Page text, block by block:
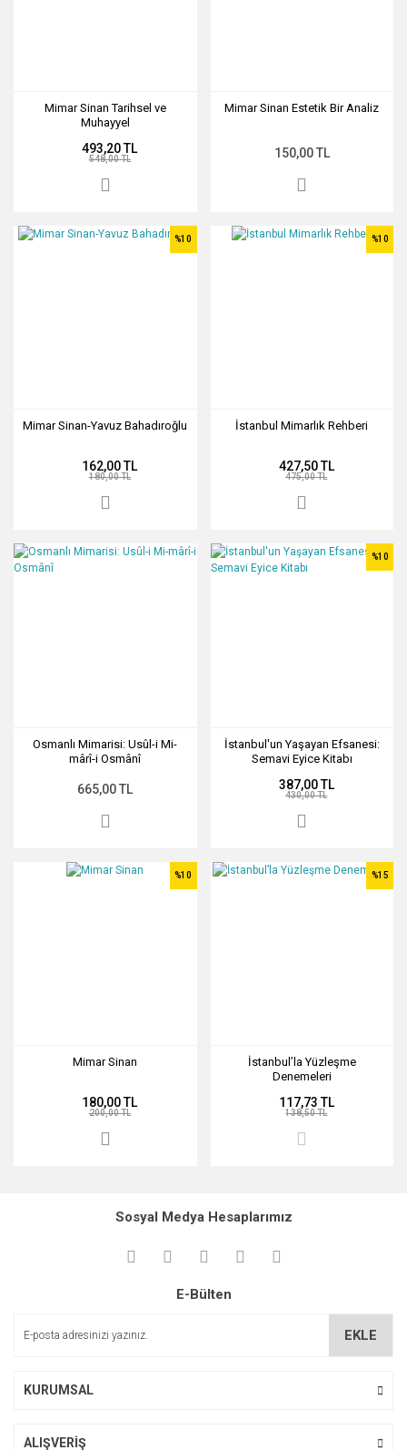
Mimar Sinan Tarihsel ve
Muhayyel
493,20 TL
548,00 TL
Mimar Sinan Estetik Bir Analiz
150,00 TL
Mimar Sinan-Yavuz Bahadıroğlu
%10
162,00 TL
180,00 TL
İstanbul Mimarlık Rehberi
%10
427,50 TL
475,00 TL
Osmanlı Mimarisi: Usûl-i Mi-
mârî-i Osmânî
665,00 TL
İstanbul'un Yaşayan Efsanesi:
Semavi Eyice Kitabı
%10
387,00 TL
430,00 TL
Mimar Sinan
%10
180,00 TL
200,00 TL
İstanbul’la Yüzleşme
Denemeleri
%15
117,73 TL
138,50 TL
Sosyal Medya Hesaplarımız
E-Bülten
EKLE
KURUMSAL
ALIŞVERİŞ